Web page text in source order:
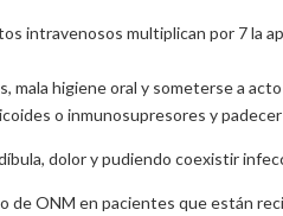
intravenosos multiplican por 7 la
mala higiene oral y someterse a
o inmunosupresores y
dolor y pudiendo coexistir
de ONM en pacientes que están